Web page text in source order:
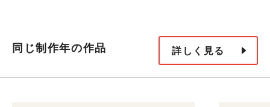
同じ制作年の作品 詳しく見る